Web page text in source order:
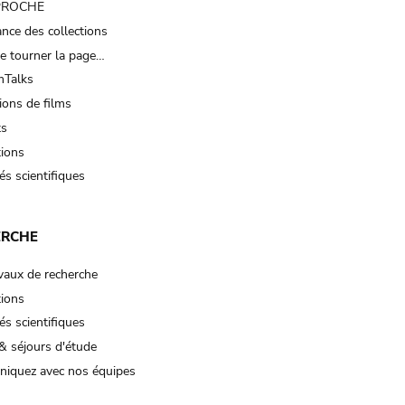
des collections
tourner la page…
de films
scientifiques
de recherche
scientifiques
séjours d'étude
avec nos équipes